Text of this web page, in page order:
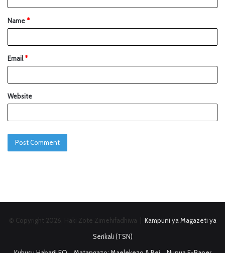
Name*
Email*
Website
© Copyright 2026, Haki Zote Zimehifadhiwa | Kampuni ya Magazeti ya
Serikali (TSN)